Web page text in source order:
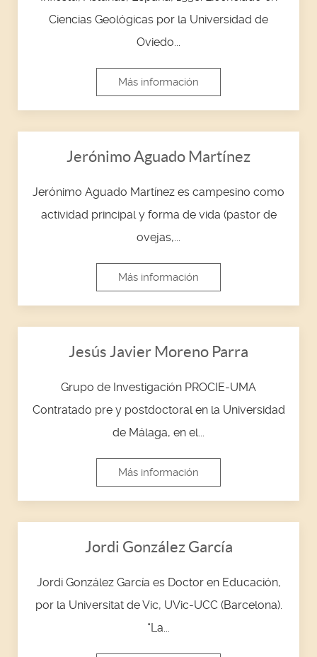
Ciencias Geológicas por la Universidad de
Oviedo...
Más información
Jerónimo Aguado Martínez
Jerónimo Aguado Martínez es campesino como
actividad principal y forma de vida (pastor de
ovejas,...
Más información
Jesús Javier Moreno Parra
Grupo de Investigación PROCIE-UMA
Contratado pre y postdoctoral en la Universidad
de Málaga, en el...
Más información
Jordi González García
Jordi González García es Doctor en Educación,
por la Universitat de Vic, UVic-UCC (Barcelona).
“La...